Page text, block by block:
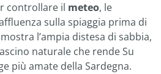
controllare il meteo, le
sulla spiaggia prima di
l’ampia distesa di sabbia,
naturale che rende Su
più amate della Sardegna.